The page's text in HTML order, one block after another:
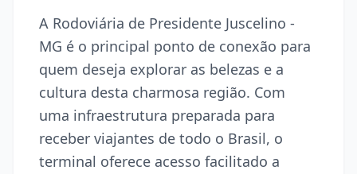
A Rodoviária de Presidente Juscelino -
MG é o principal ponto de conexão para
quem deseja explorar as belezas e a
cultura desta charmosa região. Com
uma infraestrutura preparada para
receber viajantes de todo o Brasil, o
terminal oferece acesso facilitado a